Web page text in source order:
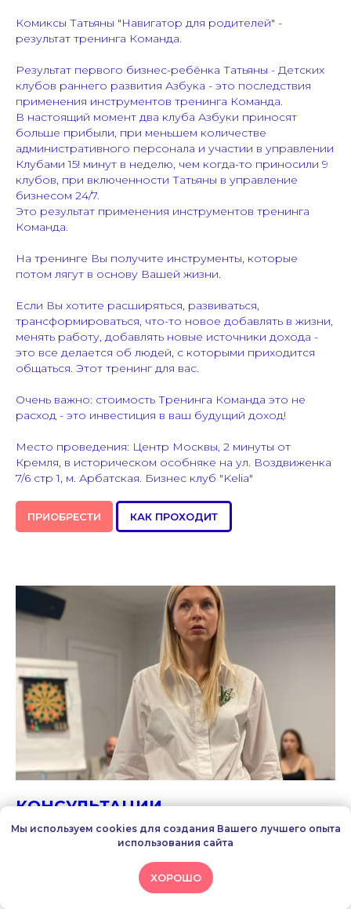
Комиксы Татьяны "Навигатор для родителей" -
результат тренинга Команда.
Результат первого бизнес-ребёнка Татьяны - Детских
клубов раннего развития Азбука - это последствия
применения инструментов тренинга Команда.
В настоящий момент два клуба Азбуки приносят
больше прибыли, при меньшем количестве
административного персонала и участии в управлении
Клубами 15! минут в неделю, чем когда-то приносили 9
клубов, при включенности Татьяны в управление
бизнесом 24/7.
Это результат применения инструментов тренинга
Команда.
На тренинге Вы получите инструменты, которые
потом лягут в основу Вашей жизни.
Если Вы хотите расширяться, развиваться,
трансформироваться, что-то новое добавлять в жизни,
менять работу, добавлять новые источники дохода -
это все делается об людей, с которыми приходится
общаться. Этот тренинг для вас.
Очень важно: стоимость Тренинга Команда это не
расход - это инвестиция в ваш будущий доход!
Место проведения: Центр Москвы, 2 минуты от
Кремля, в историческом особняке на ул. Воздвиженка
7/6 стр 1, м. Арбатская. Бизнес клуб "Kelia"
ПРИОБРЕСТИ КАК ПРОХОДИТ
КОНСУЛЬТАЦИИ
Когда трудно - Татьяна рядом.
Вы можете проработать вопросы:
детско-родительские отношения;
Отношения с родителями;
Мы используем cookies для создания Вашего лучшего опыта
использования сайта
ХОРОШО